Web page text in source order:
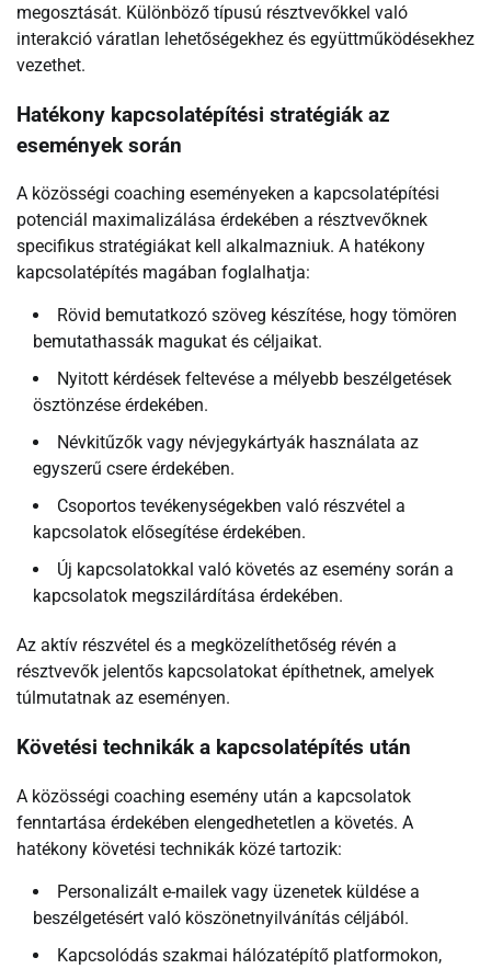
megosztását. Különböző típusú résztvevőkkel való
interakció váratlan lehetőségekhez és együttműködésekhez
vezethet.
Hatékony kapcsolatépítési stratégiák az
események során
A közösségi coaching eseményeken a kapcsolatépítési
potenciál maximalizálása érdekében a résztvevőknek
specifikus stratégiákat kell alkalmazniuk. A hatékony
kapcsolatépítés magában foglalhatja:
Rövid bemutatkozó szöveg készítése, hogy tömören
bemutathassák magukat és céljaikat.
Nyitott kérdések feltevése a mélyebb beszélgetések
ösztönzése érdekében.
Névkitűzők vagy névjegykártyák használata az
egyszerű csere érdekében.
Csoportos tevékenységekben való részvétel a
kapcsolatok elősegítése érdekében.
Új kapcsolatokkal való követés az esemény során a
kapcsolatok megszilárdítása érdekében.
Az aktív részvétel és a megközelíthetőség révén a
résztvevők jelentős kapcsolatokat építhetnek, amelyek
túlmutatnak az eseményen.
Követési technikák a kapcsolatépítés után
A közösségi coaching esemény után a kapcsolatok
fenntartása érdekében elengedhetetlen a követés. A
hatékony követési technikák közé tartozik:
Personalizált e-mailek vagy üzenetek küldése a
beszélgetésért való köszönetnyilvánítás céljából.
Kapcsolódás szakmai hálózatépítő platformokon,